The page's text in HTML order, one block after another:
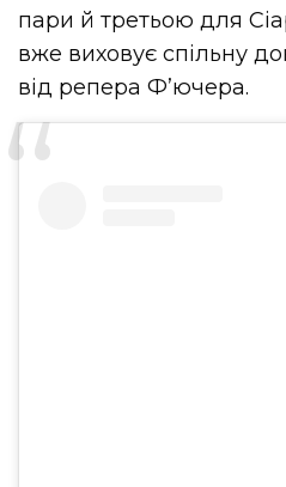
пари й третьою для
вже виховує спільну
від репера Ф’ючера.